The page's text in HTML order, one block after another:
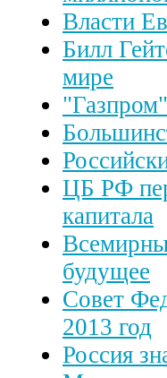
Власти
Билл
мире
ЦБ РФ
капитала
будущее
Совет
2013 год
Россия